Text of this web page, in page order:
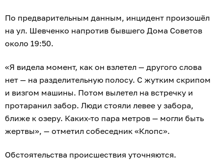
По предварительным данным, инцидент произошёл
на ул. Шевченко напротив бывшего Дома Советов
около 19:50.
«Я видела момент, как он взлетел — другого слова
нет — на разделительную полосу. С жутким скрипом
и визгом машины. Потом вылетел на встречку и
протаранил забор. Люди стояли левее у забора,
ближе к озеру. Каких-то пара метров — могли быть
жертвы», — отметил собеседник «Клопс».
Обстоятельства происшествия уточняются.